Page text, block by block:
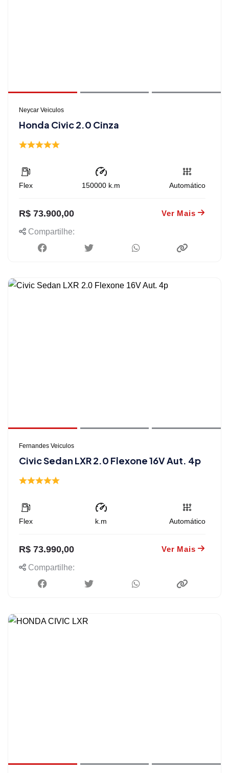
Neycar Veiculos
Honda Civic 2.0 Cinza
Flex 150000 k.m Automático
R$ 73.900,00 Ver Mais
Compartilhe:
Fernandes Veiculos
Civic Sedan LXR 2.0 Flexone 16V Aut. 4p
Flex k.m Automático
R$ 73.990,00 Ver Mais
Compartilhe: